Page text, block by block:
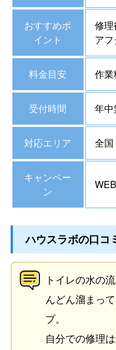
おすすめポ
イント
修
ア
料金目安 作業
受付時間 年
対応エリア 全国
キャンペー
ン
ハウスラボの口コ
トイレの水の
んどん溜まっ
プ。
自分での修理